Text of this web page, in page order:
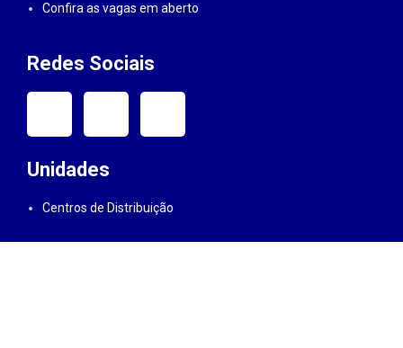
Confira as vagas em aberto
Redes Sociais
Unidades
Centros de Distribuição